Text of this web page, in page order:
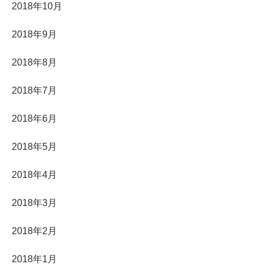
2018年10月
2018年9月
2018年8月
2018年7月
2018年6月
2018年5月
2018年4月
2018年3月
2018年2月
2018年1月